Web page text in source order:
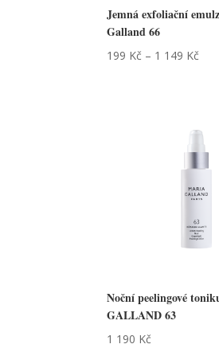
Jemná exfoliační
Galland 66
199 Kč – 1 149 Kč
Noční peelingové
GALLAND 63
1 190 Kč